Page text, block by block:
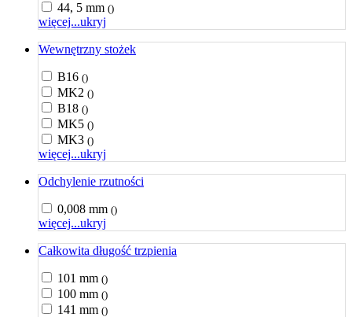
44, 5 mm ()
więcej...ukryj
Wewnętrzny stożek
B16 ()
MK2 ()
B18 ()
MK5 ()
MK3 ()
więcej...ukryj
Odchylenie rzutności
0,008 mm ()
więcej...ukryj
Całkowita długość trzpienia
101 mm ()
100 mm ()
141 mm ()